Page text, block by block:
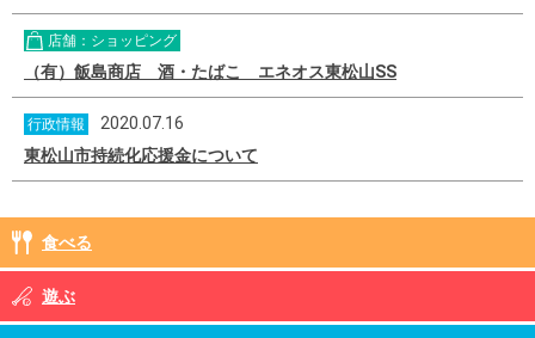
店舗：ショッピング
（有）飯島商店 酒・たばこ エネオス東松山SS
行政情報
2020.07.16
東松山市持続化応援金について
食べる
遊ぶ